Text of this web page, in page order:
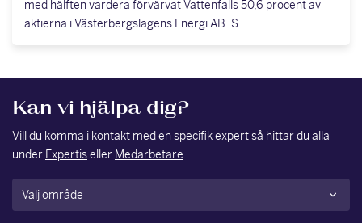
med hälften vardera förvärvat Vattenfalls 50,6 procent av
aktierna i Västerbergslagens Energi AB. S…
Kan vi hjälpa dig?
Vill du komma i kontakt med en specifik expert så hittar du alla
under Expertiseller Medarbetare.
Område(Obligatoriskt)